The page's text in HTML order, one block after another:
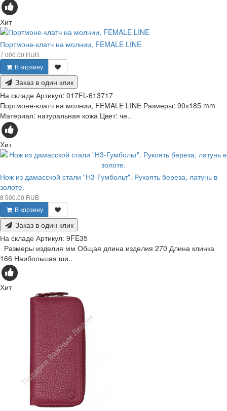
Хит
Портмоне-клатч на молнии, FEMALE LINE
7 000.00 RUB
В корзину
Заказ в один клик
На складе Артикул: 017FL-613717
Портмоне-клатч на молнии, FEMALE LINE Размеры: 90х185 mm
Материал: натуральная кожа Цвет: че..
Хит
Нож из дамасской стали "Н3-Гумбольт". Рукоять береза, латунь в
золоте.
8 500.00 RUB
В корзину
Заказ в один клик
На складе Артикул: 9FE35
Размеры изделия мм Общая длина изделия 270 Длина клинка
166 Наибольшая ши..
Хит